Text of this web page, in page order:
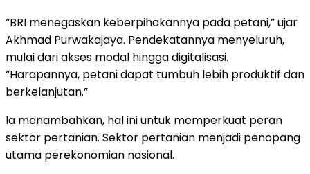
“BRI menegaskan keberpihakannya pada petani,” ujar
Akhmad Purwakajaya. Pendekatannya menyeluruh,
mulai dari akses modal hingga digitalisasi.
“Harapannya, petani dapat tumbuh lebih produktif dan
berkelanjutan.”
Ia menambahkan, hal ini untuk memperkuat peran
sektor pertanian. Sektor pertanian menjadi penopang
utama perekonomian nasional.